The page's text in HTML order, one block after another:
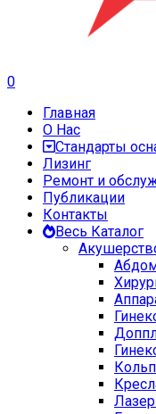
0
Главная
О Нас
Стандарты
Лизинг
Ремонт и
Публикации
Контакты
Весь Каталог